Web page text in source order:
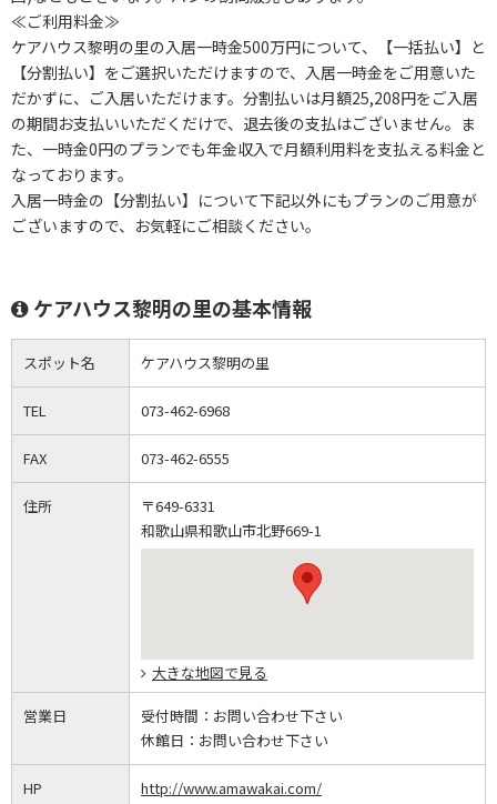
≪ご利用料金≫
ケアハウス黎明の里の入居一時金500万円について、【一括払い】と
【分割払い】をご選択いただけますので、入居一時金をご用意いた
だかずに、ご入居いただけます。分割払いは月額25,208円をご入居
の期間お支払いいただくだけで、退去後の支払はございません。ま
た、一時金0円のプランでも年金収入で月額利用料を支払える料金と
なっております。
入居一時金の【分割払い】について下記以外にもプランのご用意が
ございますので、お気軽にご相談ください。
ケアハウス黎明の里の基本情報
スポット名 ケアハウス黎明の里
TEL 073-462-6968
FAX 073-462-6555
住所
〒649-6331
和歌山県和歌山市北野669-1
大きな地図で見る
営業日 受付時間： お問い合わせ下さい
休館日： お問い合わせ下さい
HP http://www.amawakai.com/